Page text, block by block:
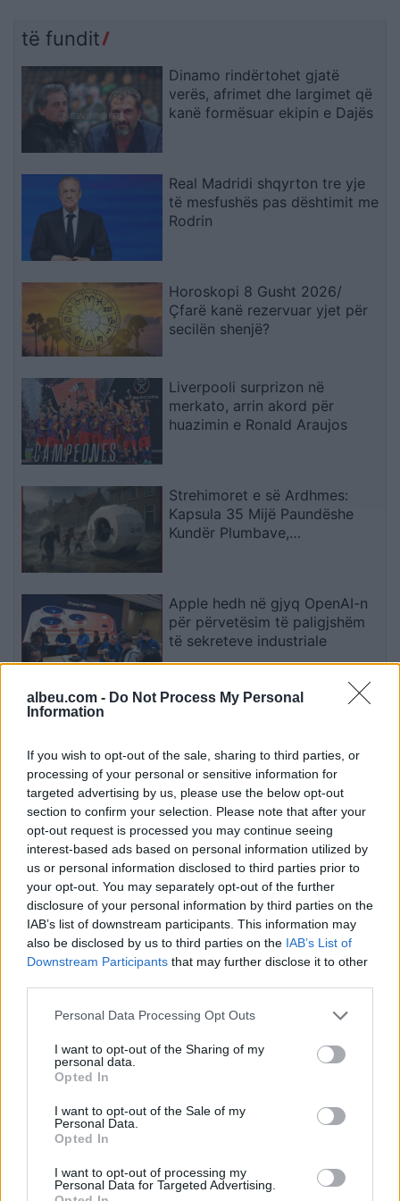
albeu.com - Do Not Process My Personal
Information
If you wish to opt-out of the sale, sharing to third parties, or
processing of your personal or sensitive information for
targeted advertising by us, please use the below opt-out
section to confirm your selection. Please note that after your
opt-out request is processed you may continue seeing
interest-based ads based on personal information utilized by
us or personal information disclosed to third parties prior to
your opt-out. You may separately opt-out of the further
disclosure of your personal information by third parties on the
IAB’s list of downstream participants. This information may
also be disclosed by us to third parties on the IAB’s List of
Downstream Participants that may further disclose it to other
Personal Data Processing Opt Outs
I want to opt-out of the Sharing of my
personal data.
Opted In
I want to opt-out of the Sale of my
Personal Data.
Opted In
I want to opt-out of processing my
Personal Data for Targeted Advertising.
të fundit
Dinamo rindërtohet gjatë
verës, afrimet dhe largimet që
kanë formësuar ekipin e Dajës
Real Madridi shqyrton tre yje
të mesfushës pas dështimit me
Rodrin
Horoskopi 8 Gusht 2026/
Çfarë kanë rezervuar yjet për
secilën shenjë?
Liverpooli surprizon në
merkato, arrin akord për
huazimin e Ronald Araujos
Strehimoret e së Ardhmes:
Kapsula 35 Mijë Paundëshe
Kundër Plumbave,
Apple hedh në gjyq OpenAI-n
për përvetësim të paligjshëm
të sekreteve industriale
Ndeshja Argjentinë–Egjipt
Google, kërkimet arrijnë nivele
të papara
Esim for Global
Esim for USA | Esim for Italy Esim for Spain|
for Turkey|Esim for Germany|Esim for Greece|